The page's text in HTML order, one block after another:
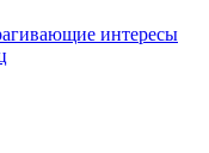
интересы